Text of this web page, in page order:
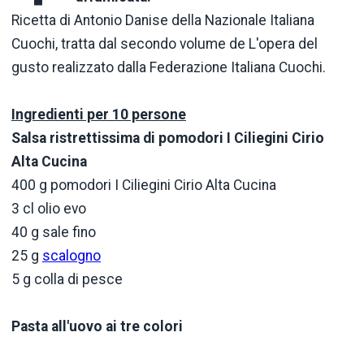
Ricetta di Antonio Danise della Nazionale Italiana
Cuochi, tratta dal secondo volume de L'opera del
gusto realizzato dalla Federazione Italiana Cuochi.
Ingredienti per 10 persone
Salsa ristrettissima di pomodori I Ciliegini Cirio
Alta Cucina
400 g pomodori I Ciliegini Cirio Alta Cucina
3 cl olio evo
40 g sale fino
25 g scalogno
5 g colla di pesce
Pasta all'uovo ai tre colori